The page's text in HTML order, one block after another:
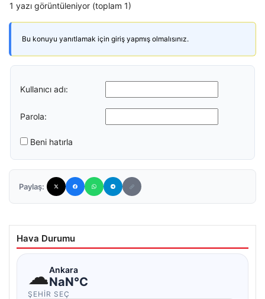
1 yazı görüntüleniyor (toplam 1)
Bu konuyu yanıtlamak için giriş yapmış olmalısınız.
Kullanıcı adı:
Parola:
Beni hatırla
Paylaş:
Hava Durumu
☁Ankara
NaN°C
ŞEHIR SEÇ